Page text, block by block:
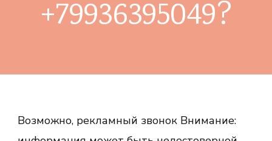
+79936395049?
Возможно, рекламный звонок Внимание: